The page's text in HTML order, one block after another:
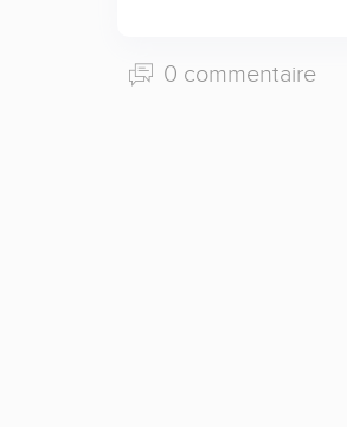
0 commentaire